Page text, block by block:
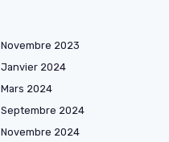
Novembre 2023
Janvier 2024
Mars 2024
Septembre 2024
Novembre 2024